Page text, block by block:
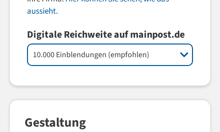
aussieht.
Digitale Reichweite auf mainpost.de
Gestaltung